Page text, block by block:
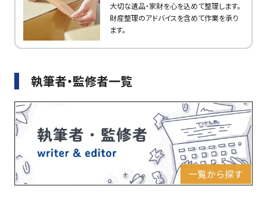
大切な遺品・家財を心を込めて整理します。
財産整理のアドバイスを含めて作業を承り
ます。
執筆者・監修者一覧